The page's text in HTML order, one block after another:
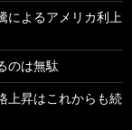
によるアメリカ利上
のは無駄
上昇はこれからも続